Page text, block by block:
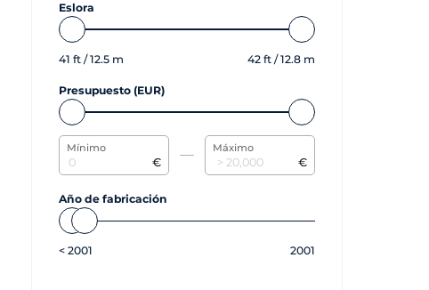
Eslora
41 ft /12.5 m 42 ft /12.8 m
Presupuesto (EUR)
Mínimo
€
Máximo
€
Año de fabricación
< 2001 2001